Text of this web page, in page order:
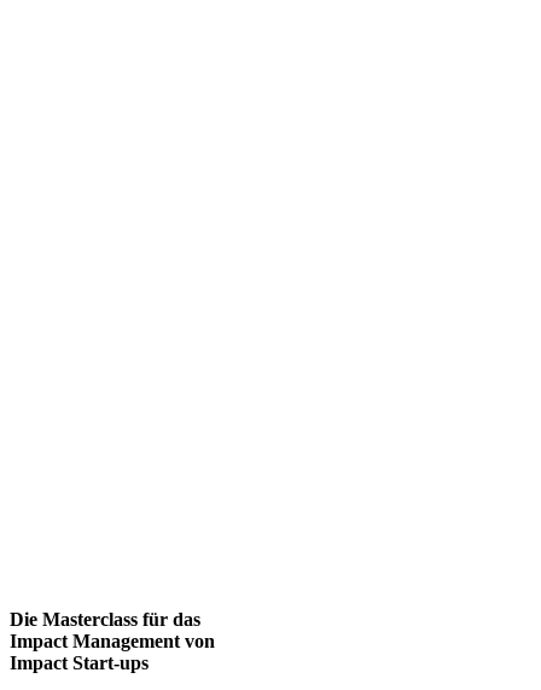
Die Masterclass für das
Impact Management von
Impact Start-ups